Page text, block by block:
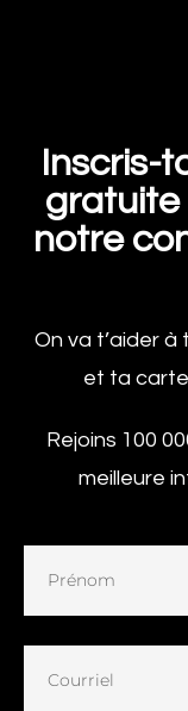
Inscris-
gratuite
notre
On va t’aider
et ta carte
Rejoins 100
meilleure